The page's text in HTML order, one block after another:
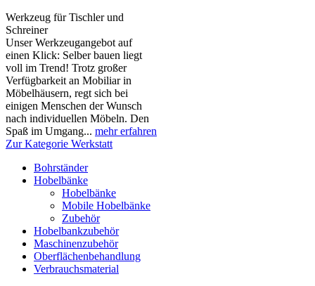
Werkzeug für Tischler und
Schreiner
Unser Werkzeugangebot auf
einen Klick: Selber bauen liegt
voll im Trend! Trotz großer
Verfügbarkeit an Mobiliar in
Möbelhäusern, regt sich bei
einigen Menschen der Wunsch
nach individuellen Möbeln. Den
Spaß im Umgang... mehr erfahren
Zur Kategorie Werkstatt
Bohrständer
Hobelbänke
Hobelbänke
Mobile Hobelbänke
Zubehör
Hobelbankzubehör
Maschinenzubehör
Oberflächenbehandlung
Verbrauchsmaterial